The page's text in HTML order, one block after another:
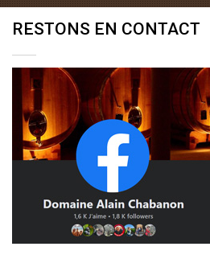
RESTONS EN CONTACT